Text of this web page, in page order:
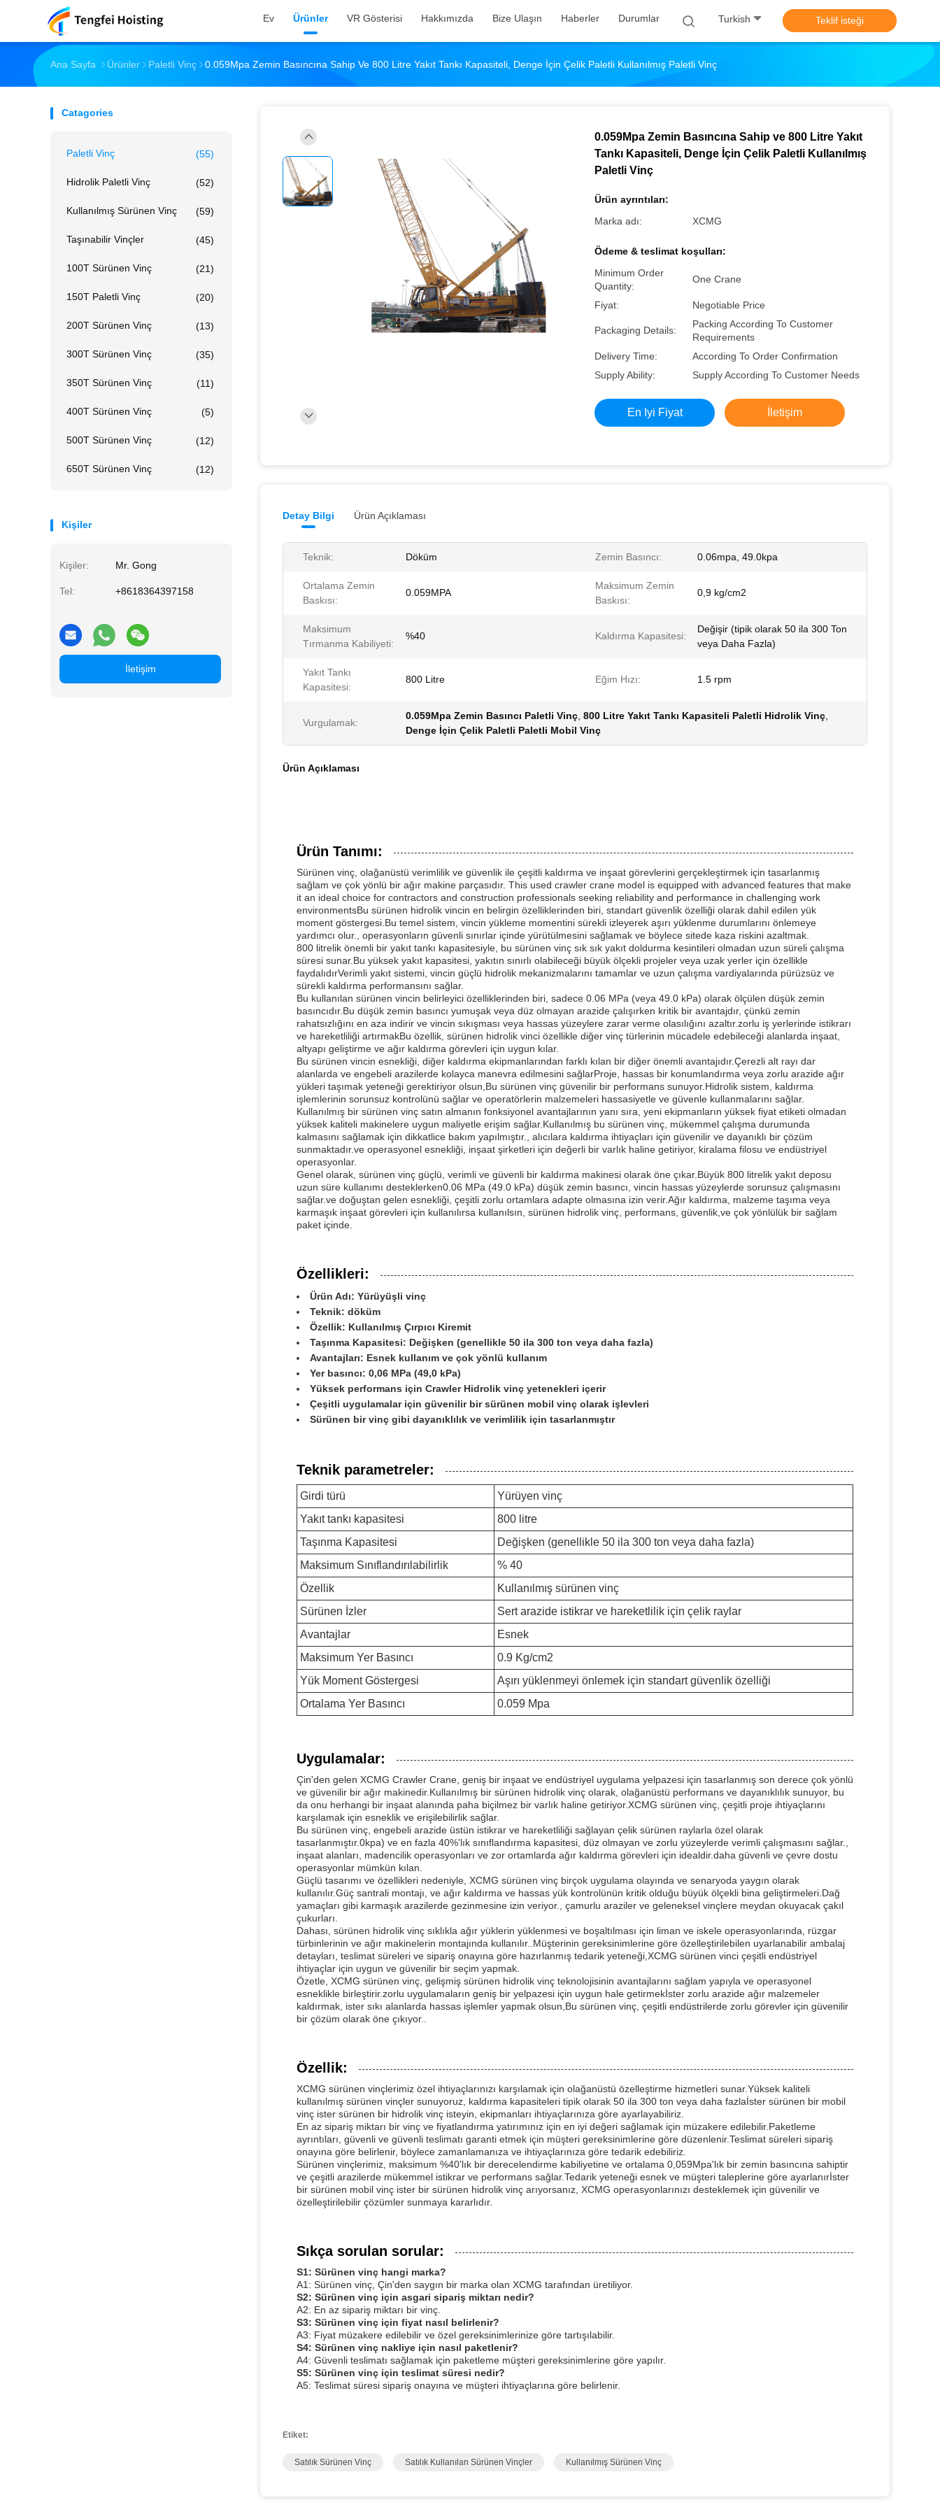
Ev Ürünler VR Gösterisi Hakkımızda Bize Ulaşın Haberler Durumlar Turkish Teklif isteği
Ana Sayfa Ürünler Paletli Vinç 0.059Mpa Zemin Basıncına Sahip Ve 800 Litre Yakıt Tankı Kapasiteli, Denge İçin Çelik Paletli Kullanılmış Paletli Vinç
Catagories
Paletli Vinç (55)
Hidrolik Paletli Vinç (52)
Kullanılmış Sürünen Vinç (59)
Taşınabilir Vinçler (45)
100T Sürünen Vinç (21)
150T Paletli Vinç (20)
200T Sürünen Vinç (13)
300T Sürünen Vinç (35)
350T Sürünen Vinç (11)
400T Sürünen Vinç (5)
500T Sürünen Vinç (12)
650T Sürünen Vinç (12)
Kişiler
Kişiler: Mr. Gong
Tel: +8618364397158
İletişim
0.059Mpa Zemin Basıncına Sahip ve 800 Litre Yakıt
Tankı Kapasiteli, Denge İçin Çelik Paletli Kullanılmış
Paletli Vinç
Ürün ayrıntıları:
Marka adı:
XCMG
Ödeme & teslimat koşulları:
Minimum Order
Quantity:
One Crane
Fiyat: Negotiable Price
Packaging Details:
Packing According To Customer
Requirements
Delivery Time:
According To Order Confirmation
Supply Ability:
Supply According To Customer Needs
En Iyi Fiyat İletişim
Detay Bilgi Ürün Açıklaması
Teknik: Döküm Zemin Basıncı: 0.06mpa, 49.0kpa
Ortalama Zemin
Baskısı:
0.059MPA
Maksimum Zemin
Baskısı:
0,9 kg/cm2
Maksimum
Tırmanma Kabiliyeti:
%40 Kaldırma Kapasitesi:
Değişir (tipik olarak 50 ila 300 Ton
veya Daha Fazla)
Yakıt Tankı
Kapasitesi:
800 Litre Eğim Hızı: 1.5 rpm
Vurgulamak:
0.059Mpa Zemin Basıncı Paletli Vinç 800 Litre Yakıt Tankı Kapasiteli Paletli Hidrolik Vinç
Denge İçin Çelik Paletli Paletli Mobil Vinç
Ürün Açıklaması
Ürün Tanımı:
Sürünen vinç, olağanüstü verimlilik ve güvenlik ile çeşitli kaldırma ve inşaat görevlerini gerçekleştirmek için tasarlanmış
sağlam ve çok yönlü bir ağır makine parçasıdır. This used crawler crane model is equipped with advanced features that make
it an ideal choice for contractors and construction professionals seeking reliability and performance in challenging work
environmentsBu sürünen hidrolik vincin en belirgin özelliklerinden biri, standart güvenlik özelliği olarak dahil edilen yük
moment göstergesi.Bu temel sistem, vincin yükleme momentini sürekli izleyerek aşırı yüklenme durumlarını önlemeye
yardımcı olur., operasyonların güvenli sınırlar içinde yürütülmesini sağlamak ve böylece sitede kaza riskini azaltmak.
800 litrelik önemli bir yakıt tankı kapasitesiyle, bu sürünen vinç sık sık yakıt doldurma kesintileri olmadan uzun süreli çalışma
süresi sunar.Bu yüksek yakıt kapasitesi, yakıtın sınırlı olabileceği büyük ölçekli projeler veya uzak yerler için özellikle
faydalıdırVerimli yakıt sistemi, vincin güçlü hidrolik mekanizmalarını tamamlar ve uzun çalışma vardiyalarında pürüzsüz ve
sürekli kaldırma performansını sağlar.
Bu kullanılan sürünen vincin belirleyici özelliklerinden biri, sadece 0.06 MPa (veya 49.0 kPa) olarak ölçülen düşük zemin
basıncıdır.Bu düşük zemin basıncı yumuşak veya düz olmayan arazide çalışırken kritik bir avantajdır, çünkü zemin
rahatsızlığını en aza indirir ve vincin sıkışması veya hassas yüzeylere zarar verme olasılığını azaltır.zorlu iş yerlerinde istikrarı
ve hareketliliği artırmakBu özellik, sürünen hidrolik vinci özellikle diğer vinç türlerinin mücadele edebileceği alanlarda inşaat,
altyapı geliştirme ve ağır kaldırma görevleri için uygun kılar.
Bu sürünen vincin esnekliği, diğer kaldırma ekipmanlarından farklı kılan bir diğer önemli avantajıdır.Çerezli alt rayı dar
alanlarda ve engebeli arazilerde kolayca manevra edilmesini sağlarProje, hassas bir konumlandırma veya zorlu arazide ağır
yükleri taşımak yeteneği gerektiriyor olsun,Bu sürünen vinç güvenilir bir performans sunuyor.Hidrolik sistem, kaldırma
işlemlerinin sorunsuz kontrolünü sağlar ve operatörlerin malzemeleri hassasiyetle ve güvenle kullanmalarını sağlar.
Kullanılmış bir sürünen vinç satın almanın fonksiyonel avantajlarının yanı sıra, yeni ekipmanların yüksek fiyat etiketi olmadan
yüksek kaliteli makinelere uygun maliyetle erişim sağlar.Kullanılmış bu sürünen vinç, mükemmel çalışma durumunda
kalmasını sağlamak için dikkatlice bakım yapılmıştır., alıcılara kaldırma ihtiyaçları için güvenilir ve dayanıklı bir çözüm
sunmaktadır.ve operasyonel esnekliği, inşaat şirketleri için değerli bir varlık haline getiriyor, kiralama filosu ve endüstriyel
operasyonlar.
Genel olarak, sürünen vinç güçlü, verimli ve güvenli bir kaldırma makinesi olarak öne çıkar.Büyük 800 litrelik yakıt deposu
uzun süre kullanımı desteklerken0.06 MPa (49.0 kPa) düşük zemin basıncı, vincin hassas yüzeylerde sorunsuz çalışmasını
sağlar.ve doğuştan gelen esnekliği, çeşitli zorlu ortamlara adapte olmasına izin verir.Ağır kaldırma, malzeme taşıma veya
karmaşık inşaat görevleri için kullanılırsa kullanılsın, sürünen hidrolik vinç, performans, güvenlik,ve çok yönlülük bir sağlam
paket içinde.
Özellikleri:
Ürün Adı: Yürüyüşli vinç
Teknik: döküm
Özellik: Kullanılmış Çırpıcı Kiremit
Taşınma Kapasitesi: Değişken (genellikle 50 ila 300 ton veya daha fazla)
Avantajları: Esnek kullanım ve çok yönlü kullanım
Yer basıncı: 0,06 MPa (49,0 kPa)
Yüksek performans için Crawler Hidrolik vinç yetenekleri içerir
Çeşitli uygulamalar için güvenilir bir sürünen mobil vinç olarak işlevleri
Sürünen bir vinç gibi dayanıklılık ve verimlilik için tasarlanmıştır
Teknik parametreler:
Girdi türü
Yürüyen vinç
Yakıt tankı kapasitesi
800 litre
Taşınma Kapasitesi
Değişken (genellikle 50 ila 300 ton veya daha fazla)
Maksimum Sınıflandırılabilirlik
% 40
Özellik
Kullanılmış sürünen vinç
Sürünen İzler
Sert arazide istikrar ve hareketlilik için çelik raylar
Avantajlar
Esnek
Maksimum Yer Basıncı
0.9 Kg/cm2
Yük Moment Göstergesi
Aşırı yüklenmeyi önlemek için standart güvenlik özelliği
Ortalama Yer Basıncı
0.059 Mpa
Uygulamalar:
Çin'den gelen XCMG Crawler Crane, geniş bir inşaat ve endüstriyel uygulama yelpazesi için tasarlanmış son derece çok yönlü
ve güvenilir bir ağır makinedir.Kullanılmış bir sürünen hidrolik vinç olarak, olağanüstü performans ve dayanıklılık sunuyor, bu
da onu herhangi bir inşaat alanında paha biçilmez bir varlık haline getiriyor.XCMG sürünen vinç, çeşitli proje ihtiyaçlarını
karşılamak için esneklik ve erişilebilirlik sağlar.
Bu sürünen vinç, engebeli arazide üstün istikrar ve hareketliliği sağlayan çelik sürünen raylarla özel olarak
tasarlanmıştır.0kpa) ve en fazla 40%'lık sınıflandırma kapasitesi, düz olmayan ve zorlu yüzeylerde verimli çalışmasını sağlar.,
inşaat alanları, madencilik operasyonları ve zor ortamlarda ağır kaldırma görevleri için idealdir.daha güvenli ve çevre dostu
operasyonlar mümkün kılan.
Güçlü tasarımı ve özellikleri nedeniyle, XCMG sürünen vinç birçok uygulama olayında ve senaryoda yaygın olarak
kullanılır.Güç santrali montajı, ve ağır kaldırma ve hassas yük kontrolünün kritik olduğu büyük ölçekli bina geliştirmeleri.Dağ
yamaçları gibi karmaşık arazilerde gezinmesine izin veriyor., çamurlu araziler ve geleneksel vinçlere meydan okuyacak çakıl
çukurları.
Dahası, sürünen hidrolik vinç sıklıkla ağır yüklerin yüklenmesi ve boşaltılması için liman ve iskele operasyonlarında, rüzgar
türbinlerinin ve ağır makinelerin montajında kullanılır..Müşterinin gereksinimlerine göre özelleştirilebilen uyarlanabilir ambalaj
detayları, teslimat süreleri ve sipariş onayına göre hazırlanmış tedarik yeteneği,XCMG sürünen vinci çeşitli endüstriyel
ihtiyaçlar için uygun ve güvenilir bir seçim yapmak.
Özetle, XCMG sürünen vinç, gelişmiş sürünen hidrolik vinç teknolojisinin avantajlarını sağlam yapıyla ve operasyonel
esneklikle birleştirir.zorlu uygulamaların geniş bir yelpazesi için uygun hale getirmekİster zorlu arazide ağır malzemeler
kaldırmak, ister sıkı alanlarda hassas işlemler yapmak olsun,Bu sürünen vinç, çeşitli endüstrilerde zorlu görevler için güvenilir
bir çözüm olarak öne çıkıyor..
Özellik:
XCMG sürünen vinçlerimiz özel ihtiyaçlarınızı karşılamak için olağanüstü özelleştirme hizmetleri sunar.Yüksek kaliteli
kullanılmış sürünen vinçler sunuyoruz, kaldırma kapasiteleri tipik olarak 50 ila 300 ton veya daha fazlaİster sürünen bir mobil
vinç ister sürünen bir hidrolik vinç isteyin, ekipmanları ihtiyaçlarınıza göre ayarlayabiliriz.
En az sipariş miktarı bir vinç ve fiyatlandırma yatırımınız için en iyi değeri sağlamak için müzakere edilebilir.Paketleme
ayrıntıları, güvenli ve güvenli teslimatı garanti etmek için müşteri gereksinimlerine göre düzenlenir.Teslimat süreleri sipariş
onayına göre belirlenir, böylece zamanlamanıza ve ihtiyaçlarınıza göre tedarik edebiliriz.
Sürünen vinçlerimiz, maksimum %40'lık bir derecelendirme kabiliyetine ve ortalama 0,059Mpa'lık bir zemin basıncına sahiptir
ve çeşitli arazilerde mükemmel istikrar ve performans sağlar.Tedarik yeteneği esnek ve müşteri taleplerine göre ayarlanırİster
bir sürünen mobil vinç ister bir sürünen hidrolik vinç arıyorsanız, XCMG operasyonlarınızı desteklemek için güvenilir ve
özelleştirilebilir çözümler sunmaya kararlıdır.
Sıkça sorulan sorular:
S1: Sürünen vinç hangi marka?
A1: Sürünen vinç, Çin'den saygın bir marka olan XCMG tarafından üretiliyor.
S2: Sürünen vinç için asgari sipariş miktarı nedir?
A2: En az sipariş miktarı bir vinç.
S3: Sürünen vinç için fiyat nasıl belirlenir?
A3: Fiyat müzakere edilebilir ve özel gereksinimlerinize göre tartışılabilir.
S4: Sürünen vinç nakliye için nasıl paketlenir?
A4: Güvenli teslimatı sağlamak için paketleme müşteri gereksinimlerine göre yapılır.
S5: Sürünen vinç için teslimat süresi nedir?
A5: Teslimat süresi sipariş onayına ve müşteri ihtiyaçlarına göre belirlenir.
Etiket:
Satılık Sürünen Vinç Satılık Kullanılan Sürünen Vinçler Kullanılmış Sürünen Vinç